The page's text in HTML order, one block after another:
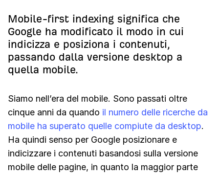
Mobile-first indexing significa che
Google ha modificato il modo in cui
indicizza e posiziona i contenuti,
passando dalla versione desktop a
quella mobile.
Siamo nell’era del mobile. Sono passati oltre
cinque anni da quando il numero delle ricerche da
mobile ha superato quelle compiute da desktop.
Ha quindi senso per Google posizionare e
indicizzare i contenuti basandosi sulla versione
mobile delle pagine, in quanto la maggior parte